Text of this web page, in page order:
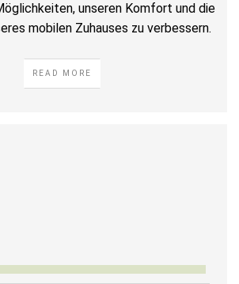
unseren Komfort und die
mobilen Zuhauses zu verbessern.
READ MORE